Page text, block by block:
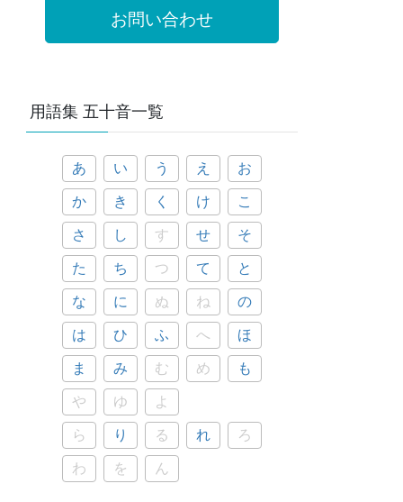
お問い合わせ
用語集 五十音一覧
あ い う え お
か き く け こ
さ し す せ そ
た ち つ て と
な に ぬ ね の
は ひ ふ へ ほ
ま み む め も
や ゆ よ
ら り る れ ろ
わ を ん